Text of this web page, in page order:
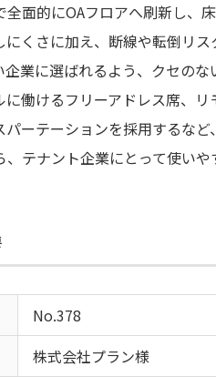
面的にOAフロアへ刷新し、
くさに加え、断線や転倒リ
業に選ばれるよう、クセの
働けるフリーアドレス席、
ーテーションを採用するな
テナント企業にとって使い
No.378
株式会社プラン様